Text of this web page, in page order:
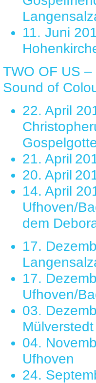
11. Juni
TWO OF US
Sound of
22. April
21. April
20. April
14. April
Ufhoven/
dem
17.
17.
Ufhoven/
03.
Mülverstedt
04.
Ufhoven
24.